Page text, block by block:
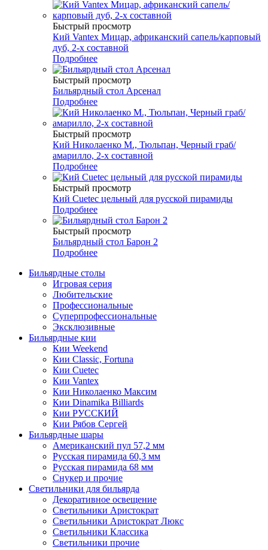
Быстрый просмотр
Кий Vantex Мицар, африканский сапель/карповый
дуб, 2-х составной
Подробнее
Быстрый просмотр
Бильярдный стол Арсенал
Подробнее
Быстрый просмотр
Кий Николаенко М., Тюльпан, Черный граб/
амарилло, 2-х составной
Подробнее
Быстрый просмотр
Кий Cuetec цельный для русской пирамиды
Подробнее
Быстрый просмотр
Бильярдный стол Барон 2
Подробнее
Бильярдные столы
Игровая серия
Любительские
Профессиональные
Суперпрофессиональные
Эксклюзивные
Бильярдные кии
Кии Weekend
Кии Classic, Fortuna
Кии Cuetec
Кии Vantex
Кии Николаенко Максим
Кии Dinamika Billiards
Кии РУССКИЙ
Кии Рябов Сергей
Бильярдные шары
Американский пул 57,2 мм
Русская пирамида 60,3 мм
Русская пирамида 68 мм
Снукер и прочие
Светильники для бильярда
Декоративное освещение
Светильники Аристократ
Светильники Аристократ Люкс
Светильники Классика
Светильники прочие